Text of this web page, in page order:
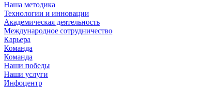
Наша методика
Технологии и инновации
Академическая деятельность
Международное сотрудничество
Карьера
Команда
Команда
Наши победы
Наши услуги
Инфоцентр